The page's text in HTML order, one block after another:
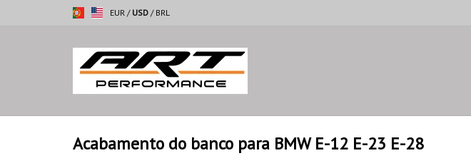
EUR / USD / BRL
Acabamento do banco para BMW E-12 E-23 E-28